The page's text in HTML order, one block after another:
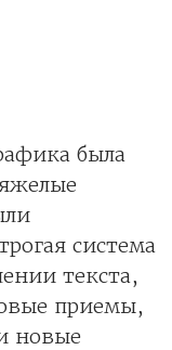
была
система
текста,
приемы,
новые